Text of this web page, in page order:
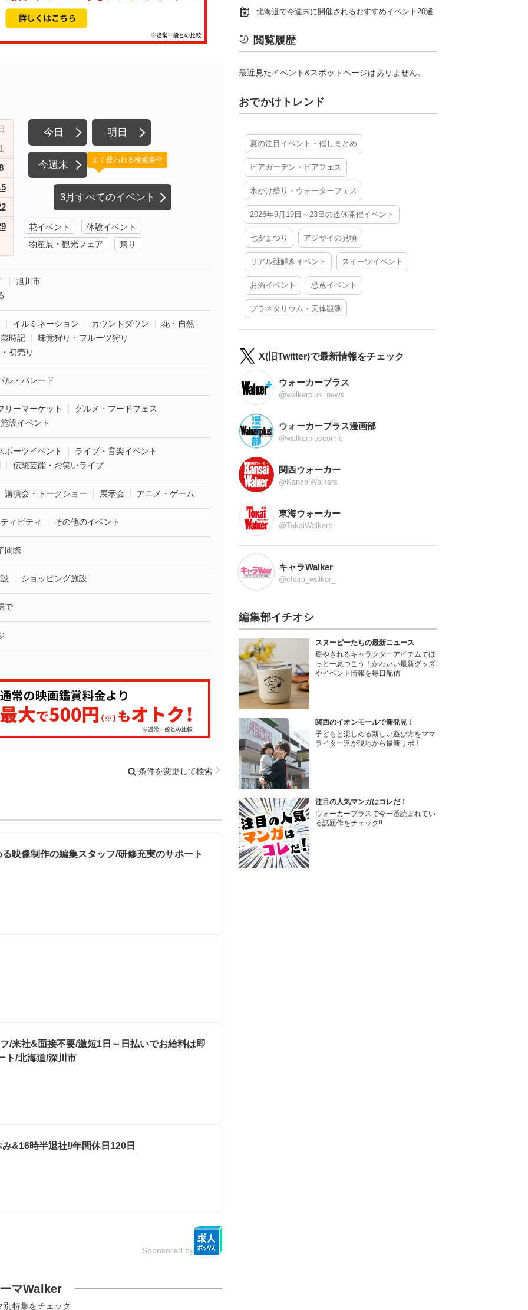
今日 明日
今週末
3月すべてのイベント
よく使われる検索条件
花イベント
体験イベント
物産展・観光フェア
祭り
旭川市
イルミネーション カウントダウン
花・自然
時記
味覚狩り・フルーツ狩り
初売り
ル・パレード
リーマーケット
グルメ・フードフェス
設イベント
ポーツイベント
ライブ・音楽イベント
伝統芸能・お笑いライブ
講演会・トークショー 展示会 アニメ・ゲーム
ィビティ その他のイベント
間際
ショッピング施設
で
条件を変更して検索
映像制作の編集スタッフ/研修充実のサポート
/来社&面接不要/激短1日～日払いでお給料は即
ト/北海道/深川市
&16時半退社!/年間休日120日
Sponsored by
マWalker
別特集をチェック
北海道で今週末に開催されるおすすめイベント20選
閲覧履歴
最近見たイベント&スポットページはありません。
おでかけトレンド
夏の注目イベント・催しまとめ
ビアガーデン・ビアフェス
水かけ祭り・ウォーターフェス
2026年9月19日～23日の連休開催イベント
七夕まつり アジサイの見頃
リアル謎解きイベント スイーツイベント
お酒イベント 恐竜イベント
プラネタリウム・天体観測
X(旧Twitter)で最新情報をチェック
ウォーカープラス
@walkerplus_news
ウォーカープラス漫画部
@walkerpluscomic
関西ウォーカー
@KansaiWalkers
東海ウォーカー
@TokaiWalkers
キャラWalker
@chara_walker_
編集部イチオシ
スヌーピーたちの最新ニュース
癒やされるキャラクターアイテムでほ
っと一息つこう！かわいい最新グッズ
やイベント情報を毎日配信
関西のイオンモールで新発見！
子どもと楽しめる新しい遊び方をママ
ライター達が現地から最新リポ！
注目の人気マンガはコレだ！
ウォーカープラスで今一番読まれてい
る話題作をチェック!!